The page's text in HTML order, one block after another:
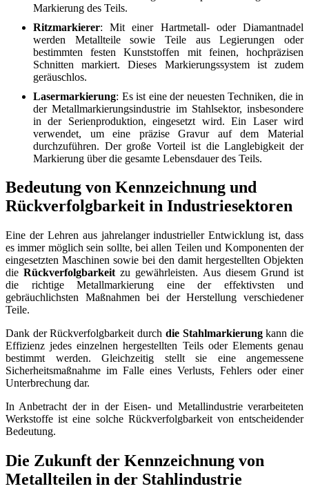
Markierung des Teils.
Ritzmarkierer: Mit einer Hartmetall- oder Diamantnadel
werden Metallteile sowie Teile aus Legierungen oder
bestimmten festen Kunststoffen mit feinen, hochpräzisen
Schnitten markiert. Dieses Markierungssystem ist zudem
geräuschlos.
Lasermarkierung: Es ist eine der neuesten Techniken, die in
der Metallmarkierungsindustrie im Stahlsektor, insbesondere
in der Serienproduktion, eingesetzt wird. Ein Laser wird
verwendet, um eine präzise Gravur auf dem Material
durchzuführen. Der große Vorteil ist die Langlebigkeit der
Markierung über die gesamte Lebensdauer des Teils.
Bedeutung von Kennzeichnung und
Rückverfolgbarkeit in Industriesektoren
Eine der Lehren aus jahrelanger industrieller Entwicklung ist, dass
es immer möglich sein sollte, bei allen Teilen und Komponenten der
eingesetzten Maschinen sowie bei den damit hergestellten Objekten
dieRückverfolgbarkeit zu gewährleisten. Aus diesem Grund ist
die richtige Metallmarkierung eine der effektivsten und
gebräuchlichsten Maßnahmen bei der Herstellung verschiedener
Teile.
Dank der Rückverfolgbarkeit durch die Stahlmarkierungkann die
Effizienz jedes einzelnen hergestellten Teils oder Elements genau
bestimmt werden. Gleichzeitig stellt sie eine angemessene
Sicherheitsmaßnahme im Falle eines Verlusts, Fehlers oder einer
Unterbrechung dar.
In Anbetracht der in der Eisen- und Metallindustrie verarbeiteten
Werkstoffe ist eine solche Rückverfolgbarkeit von entscheidender
Bedeutung.
Die Zukunft der Kennzeichnung von
Metallteilen in der Stahlindustrie